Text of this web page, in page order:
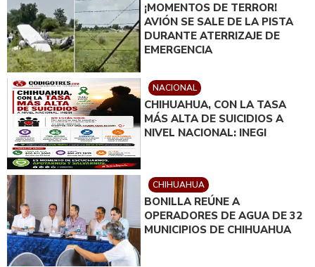
¡MOMENTOS DE TERROR!
AVIÓN SE SALE DE LA PISTA
DURANTE ATERRIZAJE DE
EMERGENCIA
NACIONAL
CHIHUAHUA, CON LA TASA
MÁS ALTA DE SUICIDIOS A
NIVEL NACIONAL: INEGI
CHIHUAHUA
BONILLA REÚNE A
OPERADORES DE AGUA DE 32
MUNICIPIOS DE CHIHUAHUA